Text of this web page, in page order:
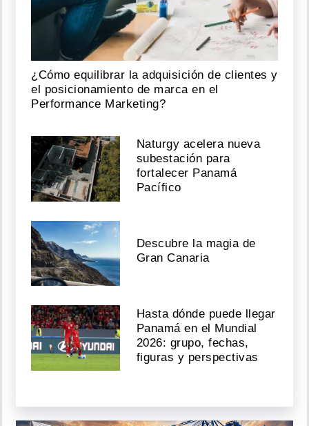
¿Cómo equilibrar la adquisición de clientes y
el posicionamiento de marca en el
Performance Marketing?
Naturgy acelera nueva
subestación para
fortalecer Panamá
Pacífico
Descubre la magia de
Gran Canaria
Hasta dónde puede llegar
Panamá en el Mundial
2026: grupo, fechas,
figuras y perspectivas